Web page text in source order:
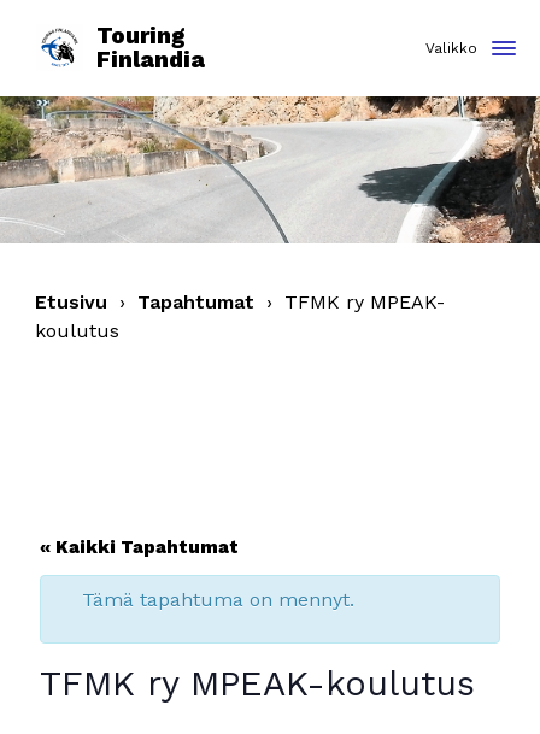
Touring
Finlandia
Etusivu › Tapahtumat › TFMK ry MPEAK-
koulutus
« Kaikki Tapahtumat
Tämä tapahtuma on mennyt.
TFMK ry MPEAK-koulutus